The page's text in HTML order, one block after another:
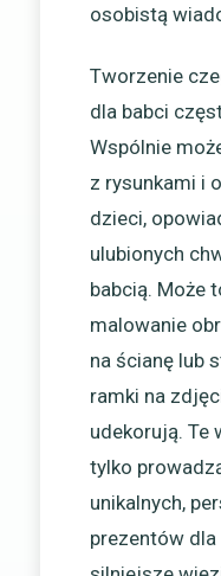
osobistą
Tworzenie
dla babci
Wspólnie
z rysunkami i
dzieci,
ulubionych
babcią. Może
malowanie
na ścianę lub
ramki na
udekorują. Te
tylko
unikalnych,
prezentów dla